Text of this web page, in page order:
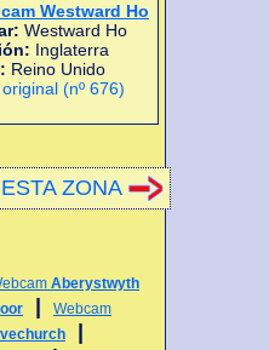
Westward Ho
Westward Ho
Inglaterra
Reino Unido
(nº 676)
ZONA
Aberystwyth
Webcam